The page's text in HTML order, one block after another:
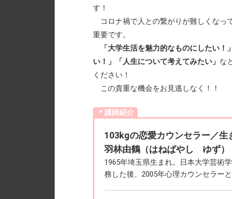
す！
コロナ禍で人との繋がりが難しくなっ
重要です。
「大学生活を魅力的なものにしたい
い！」「人生について考えてみたい」 な
ください！
この貴重な機会をお見逃しなく！！
＊講師紹介
103kgの恋愛カウンセラー／生
羽林由鶴（はねばやし ゆず）
1965年埼玉県生まれ。日本大学芸術
務した後、2005年心理カウンセラーと